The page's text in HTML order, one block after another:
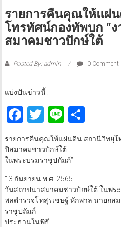
รายการคืนคุณให้แผ่
โทรทัศน์กองทัพบก “ง
สมาคมชาวปักษ์ใต้
Posted By: admin 0 Comment
แบ่งปันข่าวนี้ :
Facebook
Twitter
LineShare
รายการคืนคุณให้แผ่นดิน สถานีวิทยุโ
ปีสมาคมชาวปักษ์ใต้
ในพระบรมราชูปถัมภ์”
” 3 กันยายน พ.ศ. 2565
วันสถาปนาสมาคมชาวปักษ์ใต้ ในพร
พลตำรวจโทสุรเชษฐ์ หักพาล นายกส
ราชูปถัมภ์
ประธานในพิธี